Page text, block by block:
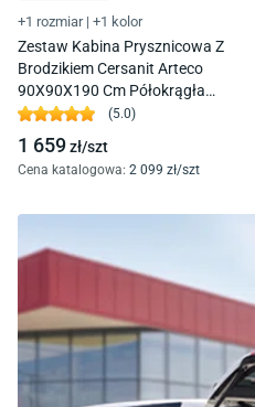
+1 rozmiar | +1 kolor
Zestaw Kabina Prysznicowa Z
Brodzikiem Cersanit Arteco
90X90X190 Cm Półokrągła
Chrom Brodzik Tako 16 Cm
S601-114
(5.0)
1 659zł/szt
Cena katalogowa: 2 099 zł/szt